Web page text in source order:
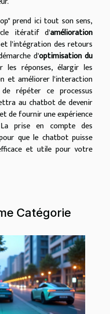
prend ici tout son sens,
itératif d'amélioration
l'intégration des retours
d'optimisation du
les réponses, élargir les
et améliorer l'interaction
répéter ce processus
au chatbot de devenir
de fournir une expérience
prise en compte des
que le chatbot puisse
et utile pour votre
Catégorie